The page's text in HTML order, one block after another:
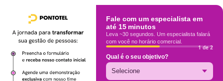
Fale com um especialista em
até 15 minutos
Leva ~30 segundos. Um especialista falará
com você no horário comercial.
1 de 2
Qual é o seu objetivo?